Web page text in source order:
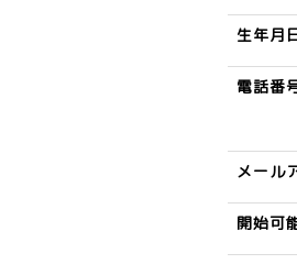
生年月
電話番
メール
開始可